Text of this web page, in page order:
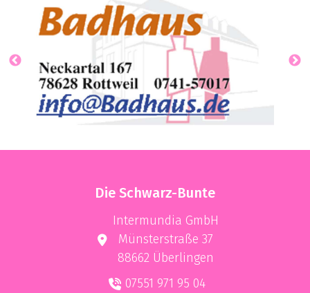
Die Schwarz-Bunte
Intermundia GmbH
Münsterstraße 37
88662 Überlingen
07551 971 95 04